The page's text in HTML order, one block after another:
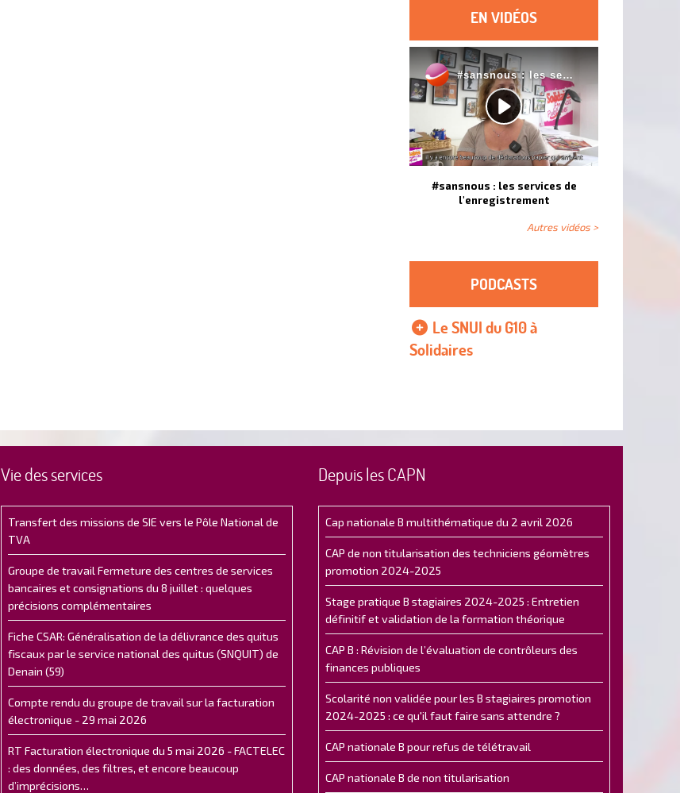
EN VIDÉOS
#sansnous : les services de
l'enregistrement
Autres vidéos >
PODCASTS
Le SNUI du G10 à
Solidaires
Vie des services
Transfert des missions de SIE vers le Pôle National de
TVA
Groupe de travail Fermeture des centres de services
bancaires et consignations du 8 juillet : quelques
précisions complémentaires
Fiche CSAR: Généralisation de la délivrance des quitus
fiscaux par le service national des quitus (SNQUIT) de
Denain (59)
Compte rendu du groupe de travail sur la facturation
électronique - 29 mai 2026
RT Facturation électronique du 5 mai 2026 - FACTELEC
: des données, des filtres, et encore beaucoup
d’imprécisions…
Depuis les CAPN
Cap nationale B multithématique du 2 avril 2026
CAP de non titularisation des techniciens géomètres
promotion 2024-2025
Stage pratique B stagiaires 2024-2025 : Entretien
définitif et validation de la formation théorique
CAP B : Révision de l’évaluation de contrôleurs des
finances publiques
Scolarité non validée pour les B stagiaires promotion
2024-2025 : ce qu'il faut faire sans attendre ?
CAP nationale B pour refus de télétravail
CAP nationale B de non titularisation